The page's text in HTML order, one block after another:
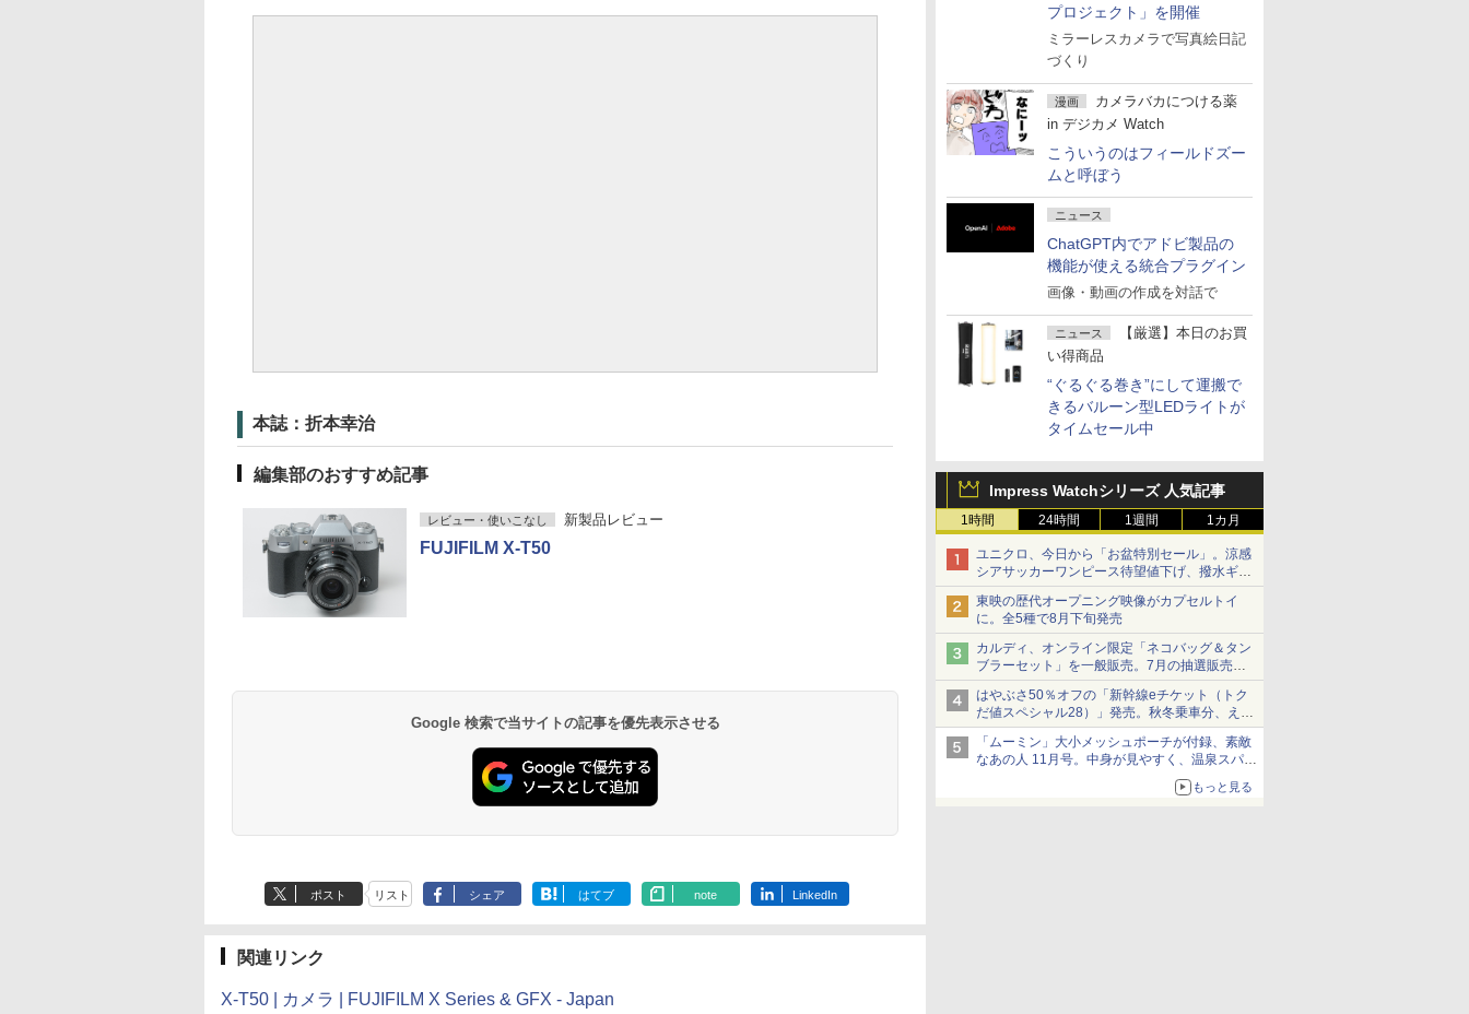
プロジェクト」を開催
ミラーレスカメラで写真絵日記
づくり
漫画
カメラバカにつける薬
in デジカメ Watch
こういうのはフィールドズー
ムと呼ぼう
ニュース
ChatGPT内でアドビ製品の
機能が使える統合プラグイン
画像・動画の作成を対話で
ニュース
【厳選】本日のお買
い得商品
“ぐるぐる巻き”にして運搬で
きるバルーン型LEDライトが
タイムセール中
Impress Watchシリーズ 人気記事
1時間 24時間 1週間 1カ月
ユニクロ、今日から「お盆特別セール」。涼感
シアサッカーワンピース待望値下げ、撥水ギア
ショーツは1990円に
東映の歴代オープニング映像がカプセルトイ
に。全5種で8月下旬発売
カルディ、オンライン限定「ネコバッグ＆タン
ブラーセット」を一般販売。7月の抽選販売の
当選無効分
はやぶさ50％オフの「新幹線eチケット（トク
だ値スペシャル28）」発売。秋冬乗車分、えき
ねっと限定
「ムーミン」大小メッシュポーチが付録、素敵
なあの人 11月号。中身が見やすく、温泉スパに
もっと見る
本誌：折本幸治
編集部のおすすめ記事
レビュー・使いこなし 新製品レビュー
FUJIFILM X-T50
Google 検索で当サイトの記事を優先表示させる
ポスト リスト シェア はてブ note LinkedIn
関連リンク
X-T50 | カメラ | FUJIFILM X Series & GFX - Japan